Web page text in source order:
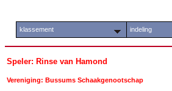
klassement indeling
Speler: Rinse van Hamond
Vereniging: Bussums Schaakgenootschap